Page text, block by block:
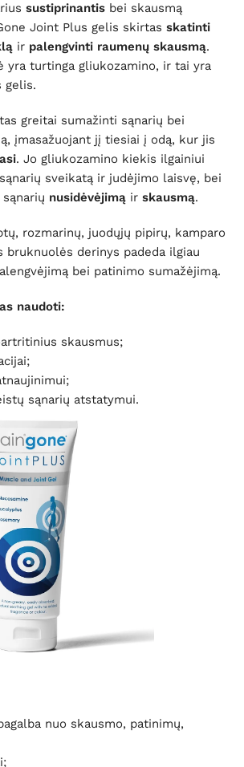
sustiprinantis bei skausmą
Joint Plus gelis skirtas skatinti
ir palengvinti raumenų skausmą.
yra turtinga gliukozamino, ir tai yra
gelis.
greitai sumažinti sąnarių bei
įmasažuojant jį tiesiai į odą, kur jis
. Jo gliukozamino kiekis ilgainiui
sveikatą ir judėjimo laisvę, bei
nusidėvėjimą ir skausmą.
rozmarinų, juodųjų pipirų, kamparo
bruknuolės derinys padeda ilgiau
bei patinimo sumažėjimą.
naudoti:
skausmus;
sąnarių atstatymui.
nuo skausmo, patinimų,